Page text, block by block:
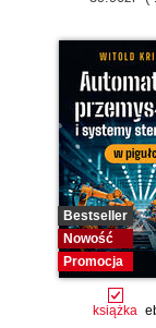
Bestseller
Nowość
Promocja
książka